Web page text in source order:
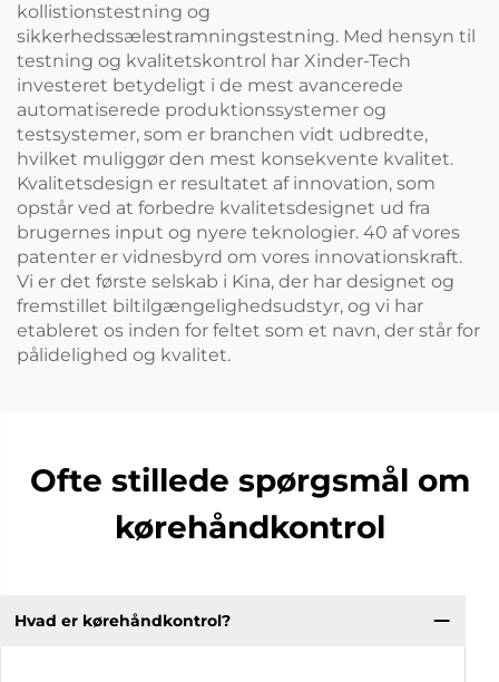
kollistionstestning og
sikkerhedssælestramningstestning. Med hensyn til
testning og kvalitetskontrol har Xinder-Tech
investeret betydeligt i de mest avancerede
automatiserede produktionssystemer og
testsystemer, som er branchen vidt udbredte,
hvilket muliggør den mest konsekvente kvalitet.
Kvalitetsdesign er resultatet af innovation, som
opstår ved at forbedre kvalitetsdesignet ud fra
brugernes input og nyere teknologier. 40 af vores
patenter er vidnesbyrd om vores innovationskraft.
Vi er det første selskab i Kina, der har designet og
fremstillet biltilgængelighedsudstyr, og vi har
etableret os inden for feltet som et navn, der står for
pålidelighed og kvalitet.
Ofte stillede spørgsmål om
kørehåndkontrol
Hvad er kørehåndkontrol?